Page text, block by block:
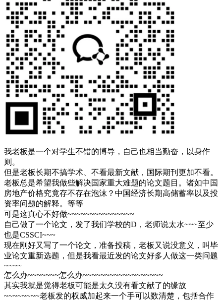
我老板是一个对学生不错的博导，自己也相当勤奋，以身作
则。
但是老板长期不搞学术、不看最新文献，国际期刊更加不看。
老板总是希望我做些解决国家重大难题的论文题目。诸如中国
房地产价格究竟存不存在泡沫？中国经济长期高储蓄率以及投
资率问题的解释。等等
可是这真心不好做~~~~~~~~~~~~~~~
自己做了一个论文，发了我们学校的D，老师说太水~~~至少
也是CSSCI~~~
现在刚好又写了一个论文，准备投稿，老板又说没意义，叫毕
业论文重新选题，但是我看最近发的论文好多人做这一类问题
~~~~
怎么办~~~~~~~怎么办~~~~~~~~~~~~~~~~~~
其实我就是觉得老板可能是太久没有看文献了的缘故
~~~~~~~~老板发的权威加起来一个手可以数清楚，包括合作